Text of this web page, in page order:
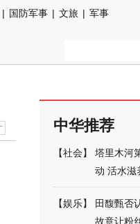
| 国防军事 | 文旅 | 军事
中华推荐
【社会】
塔里木河
动 活水滋
【娱乐】
田馥甄否
故意让粉